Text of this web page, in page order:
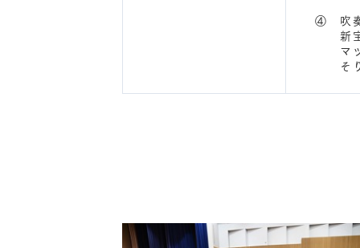
④ 吹
新宝
マツ
そり